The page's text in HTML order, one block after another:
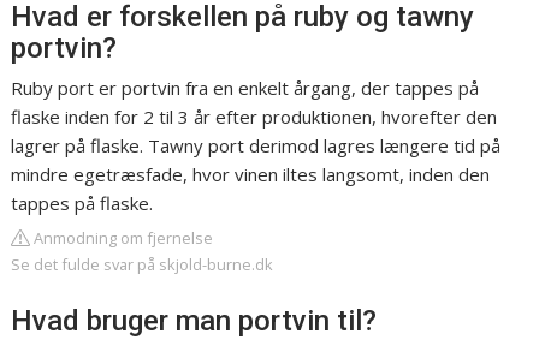
Hvad er forskellen på ruby og tawny
portvin?
Ruby port er portvin fra en enkelt årgang, der tappes på
flaske inden for 2 til 3 år efter produktionen, hvorefter den
lagrer på flaske. Tawny port derimod lagres længere tid på
mindre egetræsfade, hvor vinen iltes langsomt, inden den
tappes på flaske.
Anmodning om fjernelse
Se det fulde svar på skjold-burne.dk
Hvad bruger man portvin til?